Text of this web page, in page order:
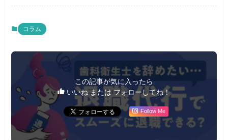
コラム
この記事が気に入ったら
いいね または フォローしてね！
Follow Me